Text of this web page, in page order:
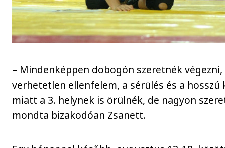
– Mindenképpen dobogón szeretnék
verhetetlen ellenfelem, a sérülés és a hosszú
miatt a 3. helynek is örülnék, de nagyon
mondta bizakodóan Zsanett.